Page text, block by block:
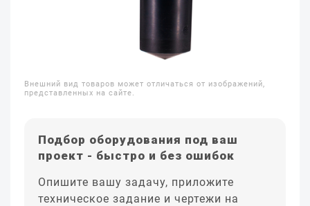
Внешний вид товаров может отличаться от изображений,
представленных на сайте.
Подбор оборудования под ваш
проект - быстро и без ошибок
Опишите вашу задачу, приложите
техническое задание и чертежи на